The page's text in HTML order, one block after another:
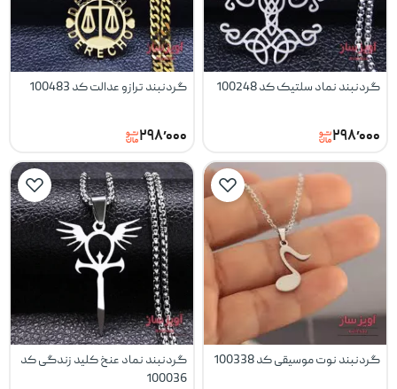
گردنبند نماد سلتیک کد 100248
۲۹۸٬۰۰۰
گردنبند ترازو عدالت کد 100483
۲۹۸٬۰۰۰
گردنبند نوت موسیقی کد 100338
گردنبند نماد عنخ کلید زندگی کد
100036